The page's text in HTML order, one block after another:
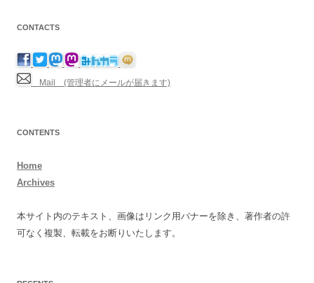
CONTACTS
Mail (管理者にメールが届きます)
CONTENTS
Home
Archives
本サイト内のテキスト、画像はリンク用バナーを除き、著作者の許
可なく複製、転載をお断りいたします。